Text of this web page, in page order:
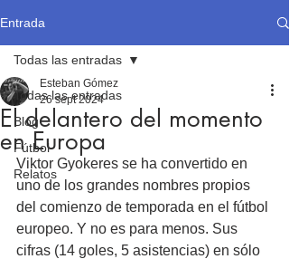
Entrada
Todas las entradas
Blog
Fútbol
Relatos
Todas las entradas
El delantero del momento
en Europa
Esteban Gómez
26 sept 2024
Viktor Gyokeres se ha convertido en
uno de los grandes nombres propios
del comienzo de temporada en el fútbol
europeo. Y no es para menos. Sus
cifras (14 goles, 5 asistencias) en sólo